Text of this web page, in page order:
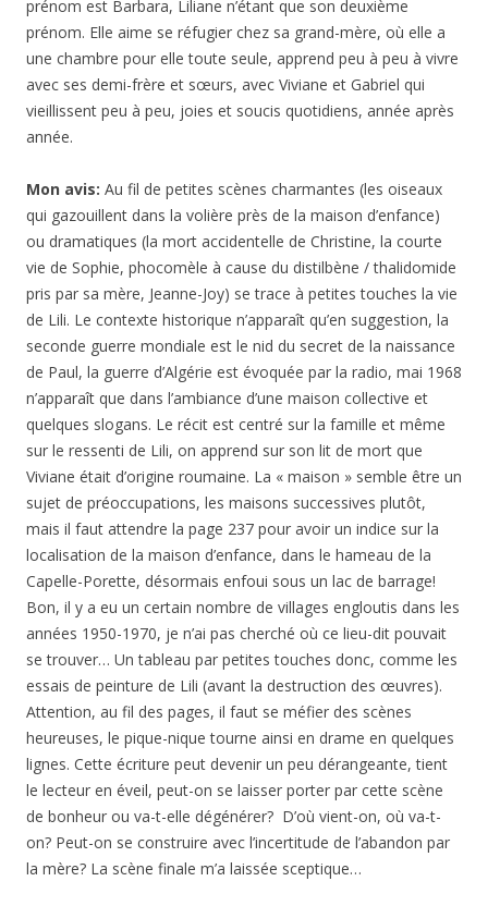
prénom est Barbara, Liliane n’étant que son deuxième
prénom. Elle aime se réfugier chez sa grand-mère, où elle a
une chambre pour elle toute seule, apprend peu à peu à vivre
avec ses demi-frère et sœurs, avec Viviane et Gabriel qui
vieillissent peu à peu, joies et soucis quotidiens, année après
année.
Mon avis: Au fil de petites scènes charmantes (les oiseaux
qui gazouillent dans la volière près de la maison d’enfance)
ou dramatiques (la mort accidentelle de Christine, la courte
vie de Sophie, phocomèle à cause du distilbène / thalidomide
pris par sa mère, Jeanne-Joy) se trace à petites touches la vie
de Lili. Le contexte historique n’apparaît qu’en suggestion, la
seconde guerre mondiale est le nid du secret de la naissance
de Paul, la guerre d’Algérie est évoquée par la radio, mai 1968
n’apparaît que dans l’ambiance d’une maison collective et
quelques slogans. Le récit est centré sur la famille et même
sur le ressenti de Lili, on apprend sur son lit de mort que
Viviane était d’origine roumaine. La « maison » semble être un
sujet de préoccupations, les maisons successives plutôt,
mais il faut attendre la page 237 pour avoir un indice sur la
localisation de la maison d’enfance, dans le hameau de la
Capelle-Porette, désormais enfoui sous un lac de barrage!
Bon, il y a eu un certain nombre de villages engloutis dans les
années 1950-1970, je n’ai pas cherché où ce lieu-dit pouvait
se trouver… Un tableau par petites touches donc, comme les
essais de peinture de Lili (avant la destruction des œuvres).
Attention, au fil des pages, il faut se méfier des scènes
heureuses, le pique-nique tourne ainsi en drame en quelques
lignes. Cette écriture peut devenir un peu dérangeante, tient
le lecteur en éveil, peut-on se laisser porter par cette scène
de bonheur ou va-t-elle dégénérer? D’où vient-on, où va-t-
on? Peut-on se construire avec l’incertitude de l’abandon par
la mère? La scène finale m’a laissée sceptique…